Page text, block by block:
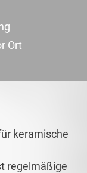
Ort
keramische
regelmäßige